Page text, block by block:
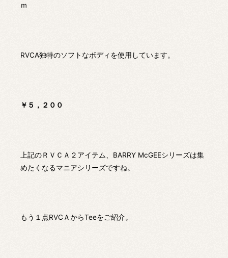
ｍ
RVCA独特のソフトなボディを使用しています。
￥５，２００
上記のＲＶＣＡ２アイテム、BARRY McGEEシリーズは集
めたくなるマニアシリーズですね。
もう１点RVCＡからTeeをご紹介。